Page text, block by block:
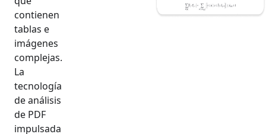
contienen
tablas e
imágenes
complejas.
La
tecnología
de análisis
de PDF
impulsada